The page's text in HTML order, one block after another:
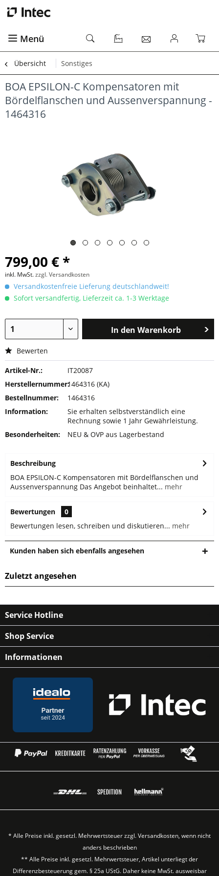
Menü
Übersicht Sonstiges
BOA EPSILON-C Kompensatoren mit
Bördelflanschen und Aussenverspannung -
1464316
799,00 € *
inkl. MwSt.zzgl. Versandkosten
Versandkostenfreie Lieferung deutschlandweit!
Sofort versandfertig, Lieferzeit ca. 1-3 Werktage
In den Warenkorb
Bewerten
Artikel-Nr.:
IT20087
Herstellernummer:1464316 (KA)
Bestellnummer:
1464316
Information:
Sie erhalten selbstverständlich eine
Rechnung sowie 1 Jahr Gewährleistung.
Besonderheiten:
NEU & OVP aus Lagerbestand
Beschreibung
BOA EPSILON-C Kompensatoren mit Bördelflanschen und
Aussenverspannung Das Angebot beinhaltet... mehr
Bewertungen
0
Bewertungen lesen, schreiben und diskutieren... mehr
Kunden haben sich ebenfalls angesehen
Zuletzt angesehen
Service Hotline
Shop Service
Informationen
* Alle Preise inkl. gesetzl. Mehrwertsteuer zzgl.Versandkosten, wenn nicht
anders beschrieben
** Alle Preise inkl. gesetzl. Mehrwertsteuer, Artikel unterliegt der
Differenzbesteuerung gem. § 25a UStG. Daher keine MwSt. ausweisbar